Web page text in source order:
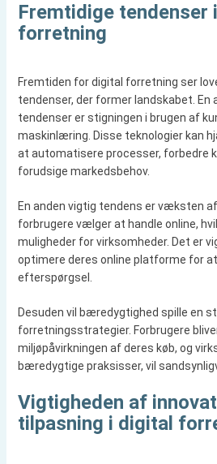
Fremtidige tendenser
forretning
Fremtiden for digital forretning ser
tendenser, der former landskabet.
tendenser er stigningen i brugen af
maskinlæring. Disse teknologier kan
at automatisere processer, forbedre
forudsige markedsbehov.
En anden vigtig tendens er væksten
forbrugere vælger at handle online,
muligheder for virksomheder. Det er
optimere deres online platforme for
efterspørgsel.
Desuden vil bæredygtighed spille en
forretningsstrategier. Forbrugere
miljøpåvirkningen af deres køb, og
bæredygtige praksisser, vil
Vigtigheden af
tilpasning i digital